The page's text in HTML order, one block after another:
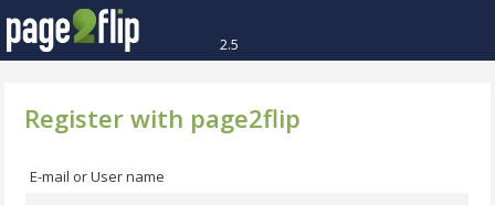
2.5
Register with page2flip
E-mail or User name